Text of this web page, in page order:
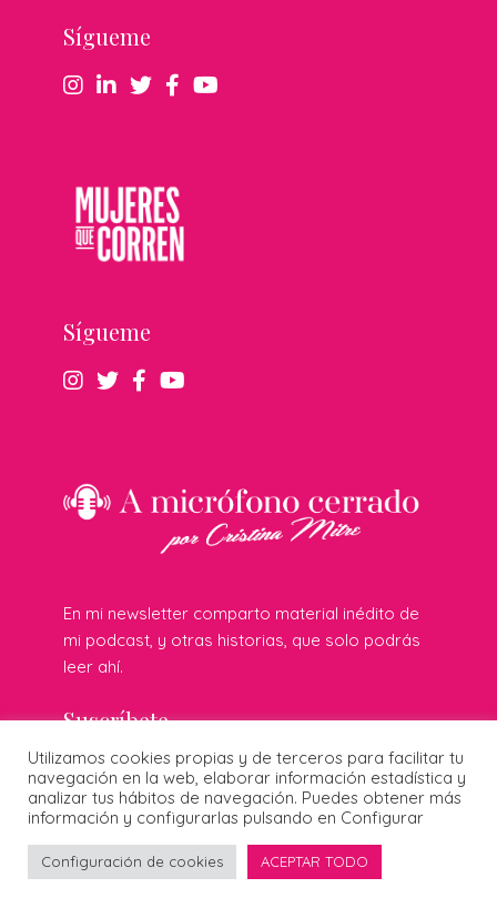
Sígueme
Sígueme
En mi newsletter comparto material inédito de
mi podcast, y otras historias, que solo podrás
leer ahí.
Suscríbete
© 2026 Cristina Mitre · Todos los derechos reservados ·
Diseñado por:
Utilizamos cookies propias y de terceros para facilitar tu
navegación en la web, elaborar información estadística y
analizar tus hábitos de navegación. Puedes obtener más
información y configurarlas pulsando en Configurar
Configuración de cookies ACEPTAR TODO